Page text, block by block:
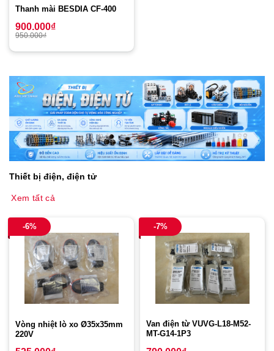
Thanh mài BESDIA CF-400
900.000₫
950.000₫
Thiết bị điện, điện tử
Xem tất cả
-6%
Vòng nhiệt lò xo Ø35x35mm
220V
-7%
Van điện từ VUVG-L18-M52-
MT-G14-1P3